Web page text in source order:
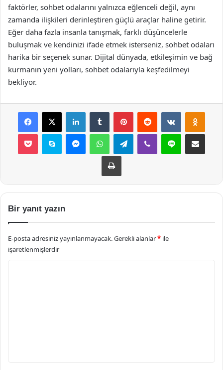
faktörler, sohbet odalarını yalnızca eğlenceli değil, aynı
zamanda ilişkileri derinleştiren güçlü araçlar haline getirir.
Eğer daha fazla insanla tanışmak, farklı düşüncelerle
buluşmak ve kendinizi ifade etmek isterseniz, sohbet odaları
harika bir seçenek sunar. Dijital dünyada, etkileşimin ve bağ
kurmanın yeni yolları, sohbet odalarıyla keşfedilmeyi
bekliyor.
Facebook
X LinkedInTumblr PinterestReddit VKontakte
Pocket Skype MessengerWhatsAppTelegramViber Line E-Posta ile
Yazdır
Bir yanıt yazın
E-posta adresiniz yayınlanmayacak.Gerekli alanlar* ile
işaretlenmişlerdir